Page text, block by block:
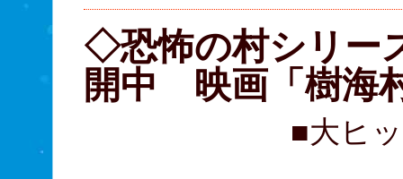
◇恐怖の村シリー
開中 映画「樹海
■大ヒ